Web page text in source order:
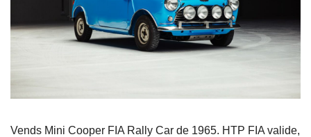
Vends Mini Cooper FIA Rally Car de 1965. HTP FIA valide,